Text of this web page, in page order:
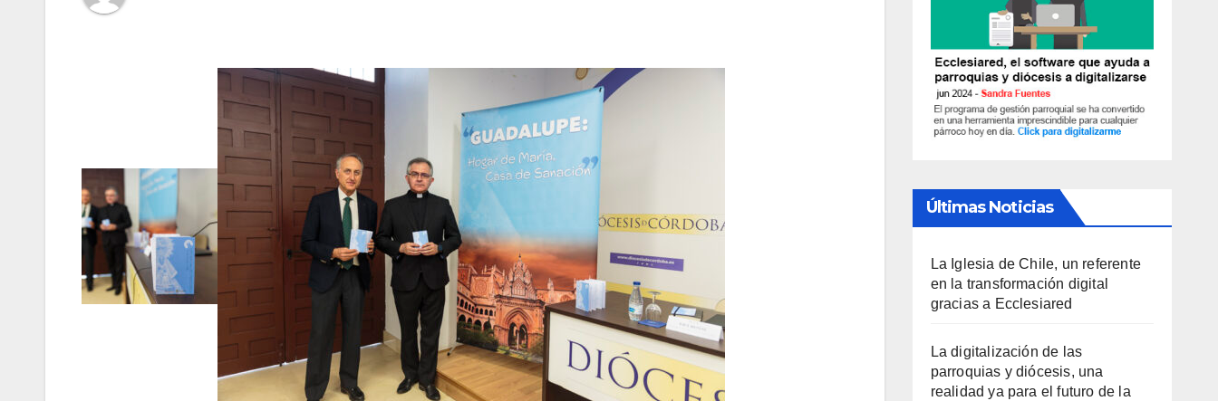
Últimas Noticias
La Iglesia de Chile, un referente
en la transformación digital
gracias a Ecclesiared
La digitalización de las
parroquias y diócesis, una
realidad ya para el futuro de la